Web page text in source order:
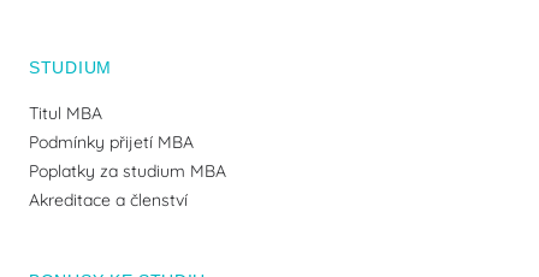
STUDIUM
Titul MBA
Podmínky přijetí MBA
Poplatky za studium MBA
Akreditace a členství